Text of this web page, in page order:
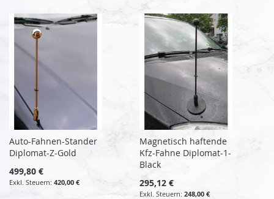
Auto-Fahnen-Stander
Diplomat-Z-Gold
499,80 €
420,00 €
Magnetisch haftende
Kfz-Fahne Diplomat-1-
Black
295,12 €
248,00 €